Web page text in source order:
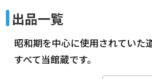
出品一覧
昭和期を中心に使用されていた
すべて当館蔵です。